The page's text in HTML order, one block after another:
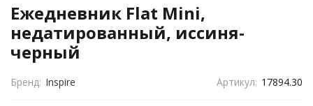
Ежедневник Flat Mini,
недатированный, иссиня-
черный
Бренд: Inspire Артикул: 17894.30